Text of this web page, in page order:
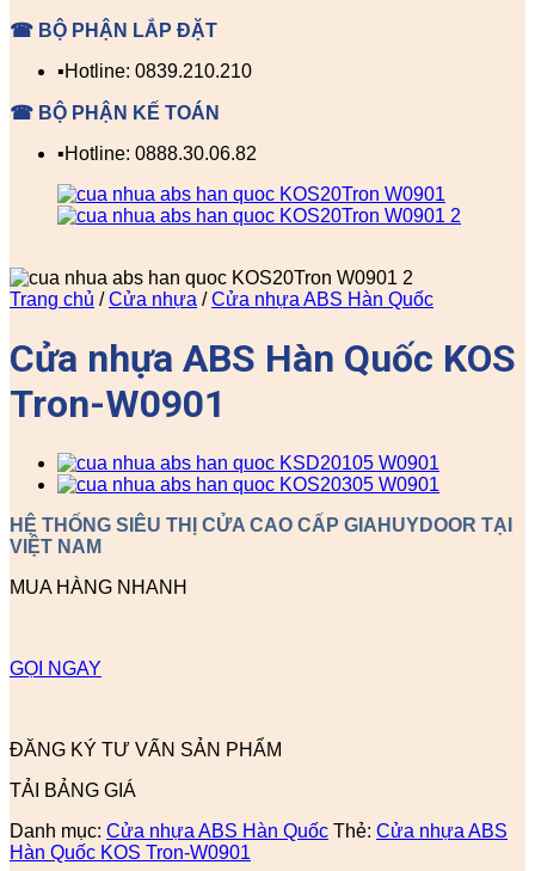
☎ BỘ PHẬN LẮP ĐẶT
▪️Hotline: 0839.210.210
☎ BỘ PHẬN KẾ TOÁN
▪️Hotline: 0888.30.06.82
Trang chủ / Cửa nhựa / Cửa nhựa ABS Hàn Quốc
Cửa nhựa ABS Hàn Quốc KOS
Tron-W0901
HỆ THỐNG SIÊU THỊ CỬA CAO CẤP GIAHUYDOOR TẠI
VIỆT NAM
MUA HÀNG NHANH
GỌI NGAY
ĐĂNG KÝ TƯ VẤN SẢN PHẨM
TẢI BẢNG GIÁ
Danh mục: Cửa nhựa ABS Hàn Quốc Thẻ: Cửa nhựa ABS
Hàn Quốc KOS Tron-W0901